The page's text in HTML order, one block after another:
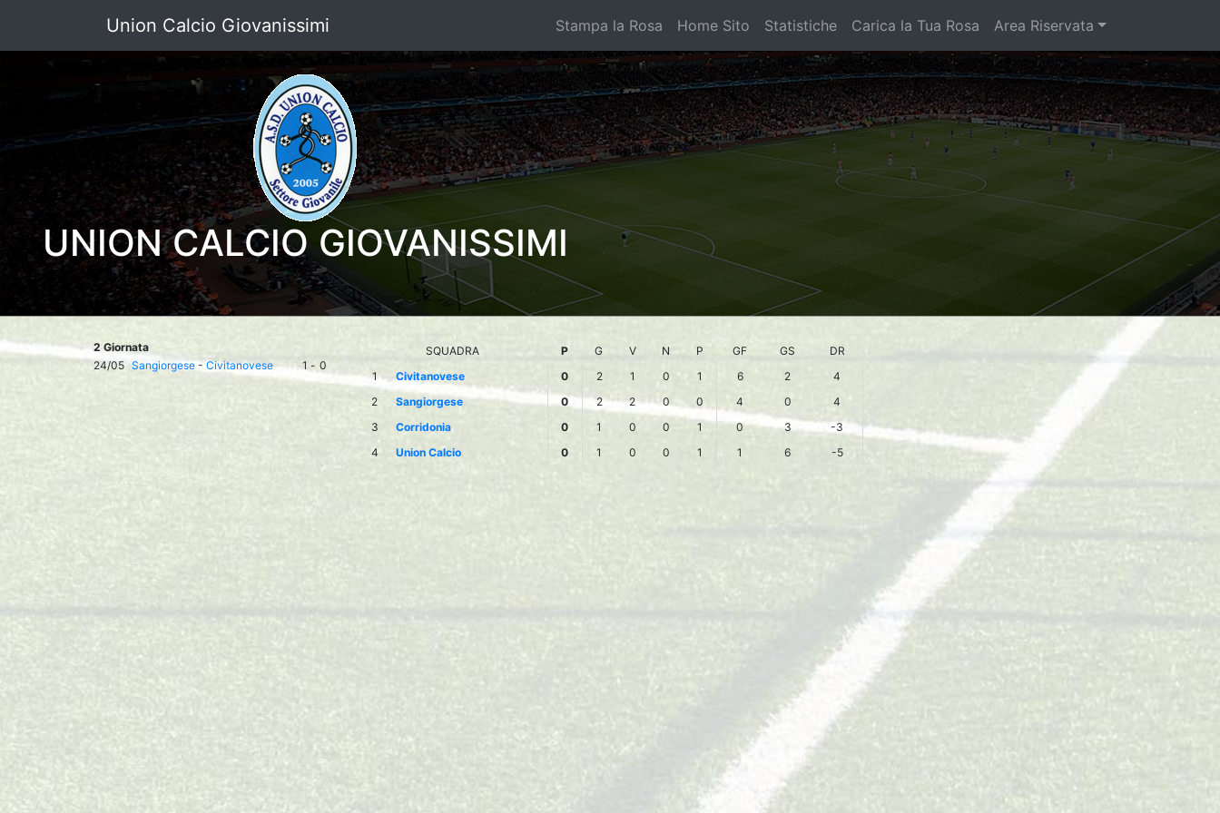
Union Calcio Giovanissimi Stampa la Rosa Home Sito Statistiche Carica la Tua Rosa Area Riservata
UNION CALCIO GIOVANISSIMI
2 Giornata
24/05 Sangiorgese - Civitanovese 1 - 0
SQUADRA P G V N P GF GS
DR
1
Civitanovese 0 2 1 0 1 6 2
4
2
Sangiorgese 0 2 2 0 0 4 0
4
3
Corridonia 0 1 0 0 1 0 3
-3
4
Union Calcio 0 1 0 0 1 1 6 -5